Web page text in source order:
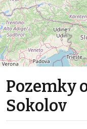
Pozemky
Sokolov